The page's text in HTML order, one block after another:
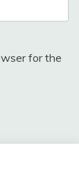
for the